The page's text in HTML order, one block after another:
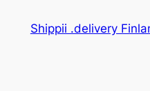
sisältöön
Shippii .delivery